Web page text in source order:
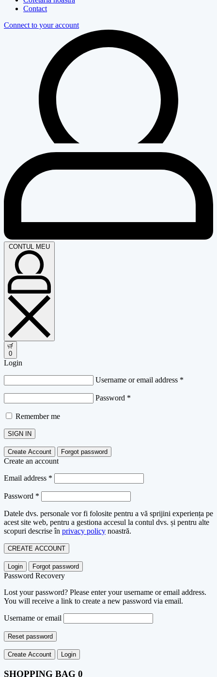
Contact
Connect to your account
CONTUL MEU
0
Login
Username or email address *
Password *
Remember me
SIGN IN
Create Account Forgot password
Create an account
Email address *
Password *
Datele dvs. personale vor fi folosite pentru a vă sprijini experiența pe
acest site web, pentru a gestiona accesul la contul dvs. și pentru alte
scopuri descrise în privacy policy noastră.
CREATE ACCOUNT
Login Forgot password
Password Recovery
Lost your password? Please enter your username or email address.
You will receive a link to create a new password via email.
Username or email
Reset password
Create Account Login
SHOPPING BAG 0